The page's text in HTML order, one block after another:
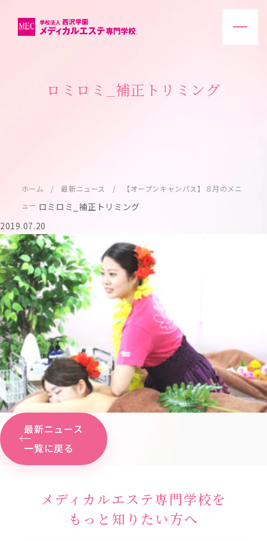
ロミロミ_補正トリミング
ホーム 最新ニュース
【オープンキャンパス】８月のメニ
ュー ロミロミ_補正トリミング
2019.07.20
最新ニュース
一覧に戻る
メディカルエステ専門学校を
もっと知りたい方へ